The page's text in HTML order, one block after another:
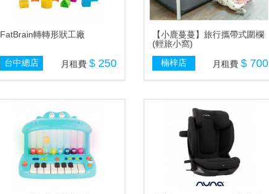
FatBrain轉轉形狀工廠
台中總店 月租費 $ 250
【小鹿蔓蔓】旅行攜帶式圍欄
(輕旅小窩)
楠梓店
月租費$ 700